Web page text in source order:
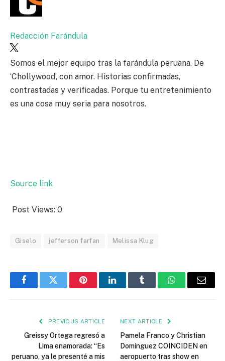
Redacción Farándula
Somos el mejor equipo tras la farándula peruana. De
‘Chollywood’, con amor. Historias confirmadas,
contrastadas y verificadas. Porque tu entretenimiento
es una cosa muy seria para nosotros.
Source link
Post Views: 0
Giselo jefferson farfan Melissa Klug
FacebookTwitter PinterestLinkedInTumblr WhatsAppEmail
PREVIOUS ARTICLE
Greissy Ortega regresó a
Lima enamorada: “Es
peruano, ya le presenté a mis
NEXT ARTICLE
Pamela Franco y Christian
Domínguez COINCIDEN en
aeropuerto tras show en